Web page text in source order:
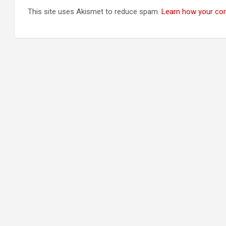
This site uses Akismet to reduce spam. Learn how your